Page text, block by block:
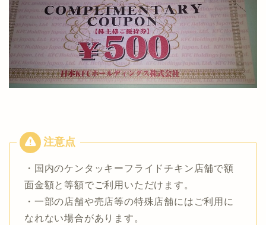
・国内のケンタッキーフライドチキン店舗で額
面金額と等額でご利用いただけます。
・一部の店舗や売店等の特殊店舗にはご利用に
なれない場合があります。